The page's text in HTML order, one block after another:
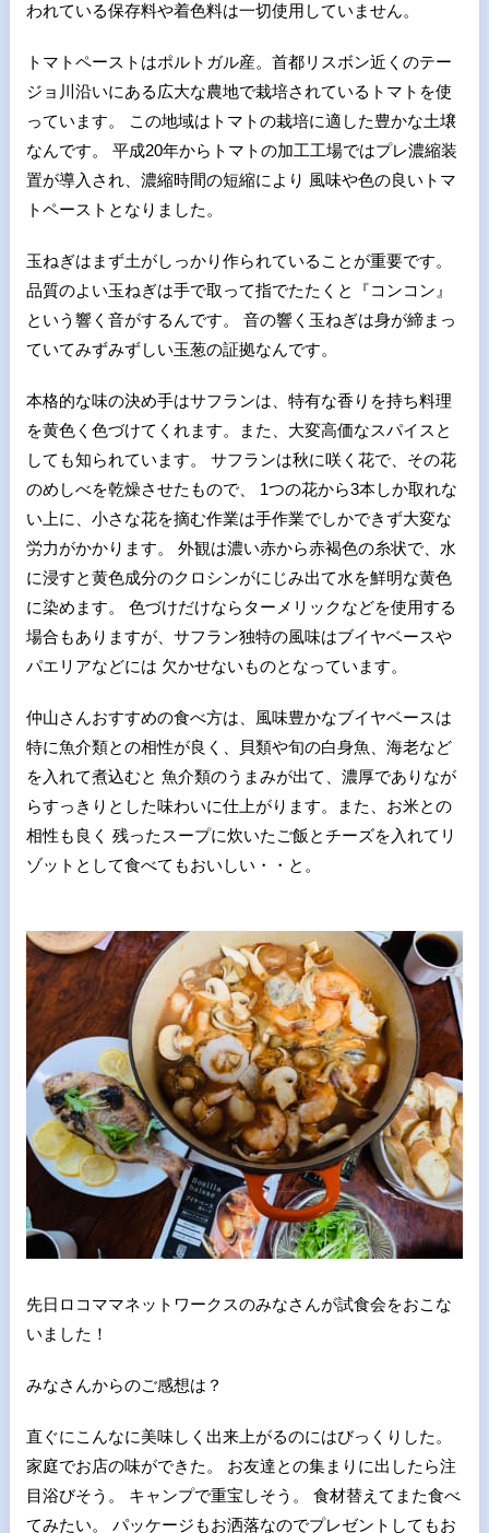
われている保存料や着色料は一切使用していません。
トマトペーストはポルトガル産。首都リスボン近くのテー
ジョ川沿いにある広大な農地で栽培されているトマトを使
っています。 この地域はトマトの栽培に適した豊かな土壌
なんです。 平成20年からトマトの加工工場ではプレ濃縮装
置が導入され、濃縮時間の短縮により 風味や色の良いトマ
トペーストとなりました。
玉ねぎはまず土がしっかり作られていることが重要です。
品質のよい玉ねぎは手で取って指でたたくと『コンコン』
という響く音がするんです。 音の響く玉ねぎは身が締まっ
ていてみずみずしい玉葱の証拠なんです。
本格的な味の決め手はサフランは、特有な香りを持ち料理
を黄色く色づけてくれます。また、大変高価なスパイスと
しても知られています。 サフランは秋に咲く花で、その花
のめしべを乾燥させたもので、 1つの花から3本しか取れな
い上に、小さな花を摘む作業は手作業でしかできず大変な
労力がかかります。 外観は濃い赤から赤褐色の糸状で、水
に浸すと黄色成分のクロシンがにじみ出て水を鮮明な黄色
に染めます。 色づけだけならターメリックなどを使用する
場合もありますが、サフラン独特の風味はブイヤベースや
パエリアなどには 欠かせないものとなっています。
仲山さんおすすめの食べ方は、風味豊かなブイヤベースは
特に魚介類との相性が良く、貝類や旬の白身魚、海老など
を入れて煮込むと 魚介類のうまみが出て、濃厚でありなが
らすっきりとした味わいに仕上がります。また、お米との
相性も良く 残ったスープに炊いたご飯とチーズを入れてリ
ゾットとして食べてもおいしい・・と。
先日ロコママネットワークスのみなさんが試食会をおこな
いました！
みなさんからのご感想は？
直ぐにこんなに美味しく出来上がるのにはびっくりした。
家庭でお店の味ができた。 お友達との集まりに出したら注
目浴びそう。 キャンプで重宝しそう。 食材替えてまた食べ
てみたい。 パッケージもお洒落なのでプレゼントしてもお